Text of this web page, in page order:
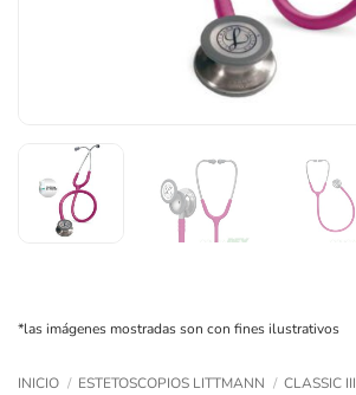
*las imágenes mostradas son con fines ilustrativos
INICIO / ESTETOSCOPIOS LITTMANN / CLASSIC III